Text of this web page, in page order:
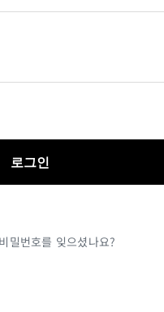
비밀번호를 잊으셨나요?